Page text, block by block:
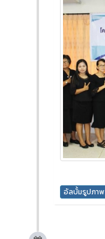
อัลบั้มรูปภาพ